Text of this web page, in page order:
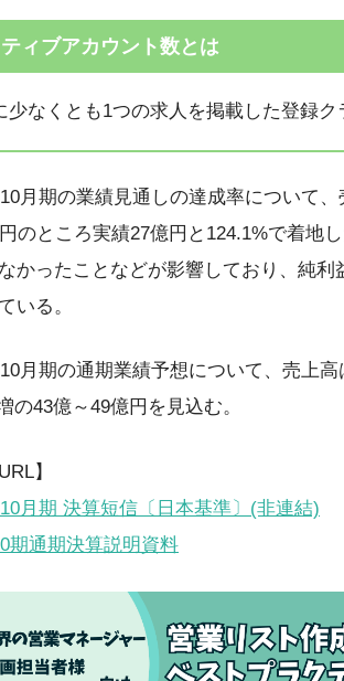
ィブアカウント数とは
少なくとも1つの求人を掲載した登録
月期の業績見通しの達成率について
のところ実績27億円と124.1%で着地
かったことなどが影響しており、純
いる。
月期の通期業績予想について、売上
の43億～49億円を見込む。
】
月期 決算短信〔日本基準〕(非連結)
期通期決算説明資料